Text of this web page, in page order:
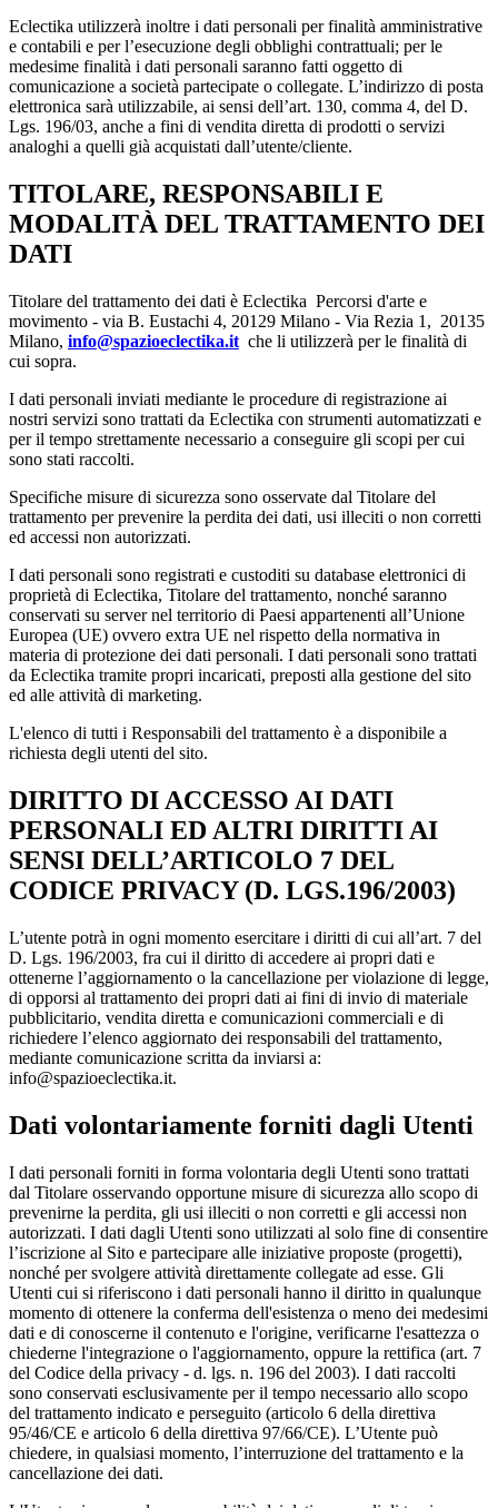
Eclectika utilizzerà inoltre i dati personali per finalità amministrative
e contabili e per l’esecuzione degli obblighi contrattuali; per le
medesime finalità i dati personali saranno fatti oggetto di
comunicazione a società partecipate o collegate. L’indirizzo di posta
elettronica sarà utilizzabile, ai sensi dell’art. 130, comma 4, del D.
Lgs. 196/03, anche a fini di vendita diretta di prodotti o servizi
analoghi a quelli già acquistati dall’utente/cliente.
TITOLARE, RESPONSABILI E
MODALITÀ DEL TRATTAMENTO DEI
DATI
Titolare del trattamento dei dati è Eclectika Percorsi d'arte e
movimento - via B. Eustachi 4, 20129 Milano - Via Rezia 1, 20135
Milano, info@spazioeclectika.it che li utilizzerà per le finalità di
cui sopra.
I dati personali inviati mediante le procedure di registrazione ai
nostri servizi sono trattati da Eclectika con strumenti automatizzati e
per il tempo strettamente necessario a conseguire gli scopi per cui
sono stati raccolti.
Specifiche misure di sicurezza sono osservate dal Titolare del
trattamento per prevenire la perdita dei dati, usi illeciti o non corretti
ed accessi non autorizzati.
I dati personali sono registrati e custoditi su database elettronici di
proprietà di Eclectika, Titolare del trattamento, nonché saranno
conservati su server nel territorio di Paesi appartenenti all’Unione
Europea (UE) ovvero extra UE nel rispetto della normativa in
materia di protezione dei dati personali. I dati personali sono trattati
da Eclectika tramite propri incaricati, preposti alla gestione del sito
ed alle attività di marketing.
L'elenco di tutti i Responsabili del trattamento è a disponibile a
richiesta degli utenti del sito.
DIRITTO DI ACCESSO AI DATI
PERSONALI ED ALTRI DIRITTI AI
SENSI DELL’ARTICOLO 7 DEL
CODICE PRIVACY (D. LGS.196/2003)
L’utente potrà in ogni momento esercitare i diritti di cui all’art. 7 del
D. Lgs. 196/2003, fra cui il diritto di accedere ai propri dati e
ottenerne l’aggiornamento o la cancellazione per violazione di legge,
di opporsi al trattamento dei propri dati ai fini di invio di materiale
pubblicitario, vendita diretta e comunicazioni commerciali e di
richiedere l’elenco aggiornato dei responsabili del trattamento,
mediante comunicazione scritta da inviarsi a:
info@spazioeclectika.it.
Dati volontariamente forniti dagli Utenti
I dati personali forniti in forma volontaria degli Utenti sono trattati
dal Titolare osservando opportune misure di sicurezza allo scopo di
prevenirne la perdita, gli usi illeciti o non corretti e gli accessi non
autorizzati. I dati dagli Utenti sono utilizzati al solo fine di consentire
l’iscrizione al Sito e partecipare alle iniziative proposte (progetti),
nonché per svolgere attività direttamente collegate ad esse. Gli
Utenti cui si riferiscono i dati personali hanno il diritto in qualunque
momento di ottenere la conferma dell'esistenza o meno dei medesimi
dati e di conoscerne il contenuto e l'origine, verificarne l'esattezza o
chiederne l'integrazione o l'aggiornamento, oppure la rettifica (art. 7
del Codice della privacy - d. lgs. n. 196 del 2003). I dati raccolti
sono conservati esclusivamente per il tempo necessario allo scopo
del trattamento indicato e perseguito (articolo 6 della direttiva
95/46/CE e articolo 6 della direttiva 97/66/CE). L’Utente può
chiedere, in qualsiasi momento, l’interruzione del trattamento e la
cancellazione dei dati.